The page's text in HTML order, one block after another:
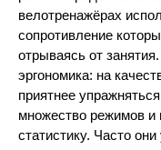
велотренажёрах
сопротивление
отрываясь от
эргономика: на
приятнее
множество режимов и
статистику. Часто